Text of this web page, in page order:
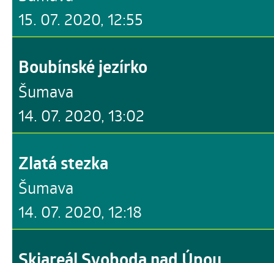
15. 07. 2020, 12:55
14. 07. 2020, 13:02
Boubínské jezírko
Šumava
14. 07. 2020, 12:18
Zlatá stezka
Šumava